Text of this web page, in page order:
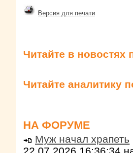
Версия для печати
Читайте в новостях
Читайте аналитику
НА ФОРУМЕ
Муж начал храпеть
22.07.2026 16:36:34